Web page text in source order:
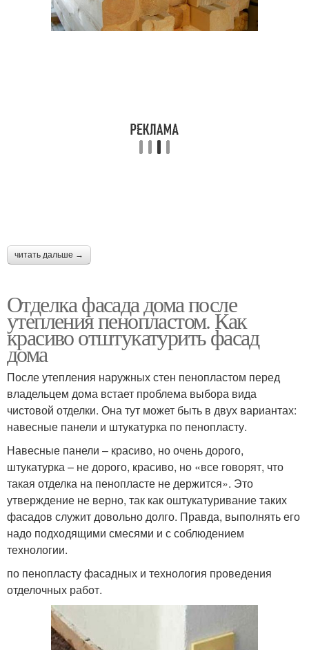
читать дальше →
Отделка фасада дома после
утепления пенопластом. Как
красиво отштукатурить фасад
дома
После утепления наружных стен пенопластом перед
владельцем дома встает проблема выбора вида
чистовой отделки. Она тут может быть в двух вариантах:
навесные панели и штукатурка по пенопласту.
Навесные панели – красиво, но очень дорого,
штукатурка – не дорого, красиво, но «все говорят, что
такая отделка на пенопласте не держится». Это
утверждение не верно, так как оштукатуривание таких
фасадов служит довольно долго. Правда, выполнять его
надо подходящими смесями и с соблюдением
технологии.
по пенопласту фасадных и технология проведения
отделочных работ.